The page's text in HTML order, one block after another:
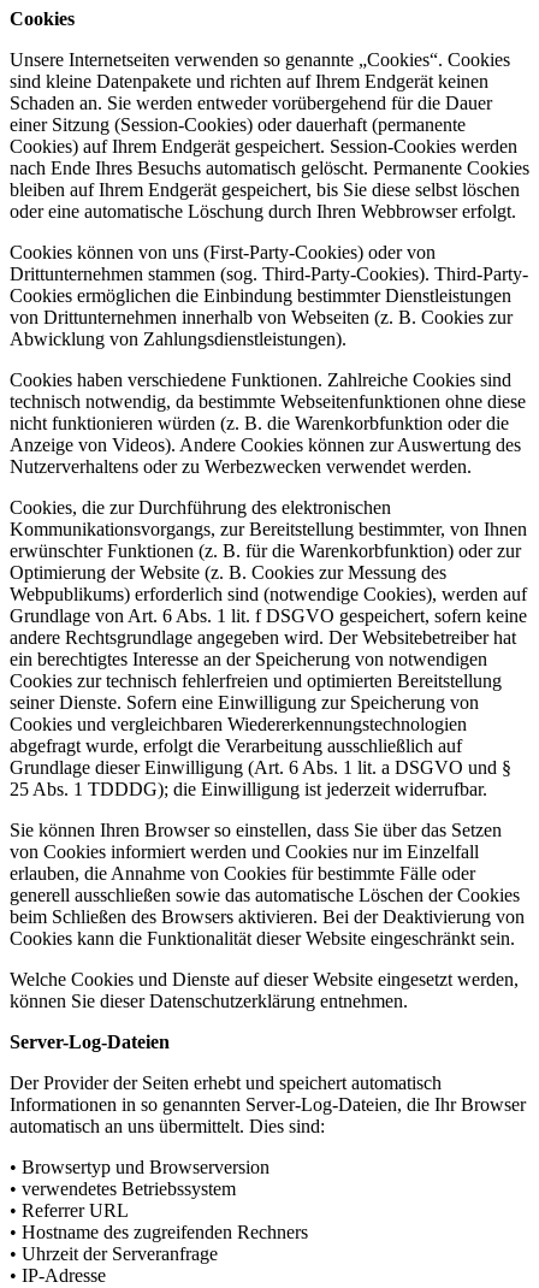
Cookies
Unsere Internetseiten verwenden so genannte „Cookies“. Cookies
sind kleine Datenpakete und richten auf Ihrem Endgerät keinen
Schaden an. Sie werden entweder vorübergehend für die Dauer
einer Sitzung (Session-Cookies) oder dauerhaft (permanente
Cookies) auf Ihrem Endgerät gespeichert. Session-Cookies werden
nach Ende Ihres Besuchs automatisch gelöscht. Permanente Cookies
bleiben auf Ihrem Endgerät gespeichert, bis Sie diese selbst löschen
oder eine automatische Löschung durch Ihren Webbrowser erfolgt.
Cookies können von uns (First-Party-Cookies) oder von
Drittunternehmen stammen (sog. Third-Party-Cookies). Third-Party-
Cookies ermöglichen die Einbindung bestimmter Dienstleistungen
von Drittunternehmen innerhalb von Webseiten (z. B. Cookies zur
Abwicklung von Zahlungsdienstleistungen).
Cookies haben verschiedene Funktionen. Zahlreiche Cookies sind
technisch notwendig, da bestimmte Webseitenfunktionen ohne diese
nicht funktionieren würden (z. B. die Warenkorbfunktion oder die
Anzeige von Videos). Andere Cookies können zur Auswertung des
Nutzerverhaltens oder zu Werbezwecken verwendet werden.
Cookies, die zur Durchführung des elektronischen
Kommunikationsvorgangs, zur Bereitstellung bestimmter, von Ihnen
erwünschter Funktionen (z. B. für die Warenkorbfunktion) oder zur
Optimierung der Website (z. B. Cookies zur Messung des
Webpublikums) erforderlich sind (notwendige Cookies), werden auf
Grundlage von Art. 6 Abs. 1 lit. f DSGVO gespeichert, sofern keine
andere Rechtsgrundlage angegeben wird. Der Websitebetreiber hat
ein berechtigtes Interesse an der Speicherung von notwendigen
Cookies zur technisch fehlerfreien und optimierten Bereitstellung
seiner Dienste. Sofern eine Einwilligung zur Speicherung von
Cookies und vergleichbaren Wiedererkennungstechnologien
abgefragt wurde, erfolgt die Verarbeitung ausschließlich auf
Grundlage dieser Einwilligung (Art. 6 Abs. 1 lit. a DSGVO und §
25 Abs. 1 TDDDG); die Einwilligung ist jederzeit widerrufbar.
Sie können Ihren Browser so einstellen, dass Sie über das Setzen
von Cookies informiert werden und Cookies nur im Einzelfall
erlauben, die Annahme von Cookies für bestimmte Fälle oder
generell ausschließen sowie das automatische Löschen der Cookies
beim Schließen des Browsers aktivieren. Bei der Deaktivierung von
Cookies kann die Funktionalität dieser Website eingeschränkt sein.
Welche Cookies und Dienste auf dieser Website eingesetzt werden,
können Sie dieser Datenschutzerklärung entnehmen.
Server-Log-Dateien
Der Provider der Seiten erhebt und speichert automatisch
Informationen in so genannten Server-Log-Dateien, die Ihr Browser
automatisch an uns übermittelt. Dies sind:
• Browsertyp und Browserversion
• verwendetes Betriebssystem
• Referrer URL
• Hostname des zugreifenden Rechners
• Uhrzeit der Serveranfrage
• IP-Adresse